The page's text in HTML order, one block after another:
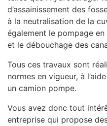
d’assainissement des
à la neutralisation de la
également le pompage
et le débouchage des
Tous ces travaux sont
normes en vigueur, à
un camion pompe.
Vous avez donc tout
entreprise qui propose